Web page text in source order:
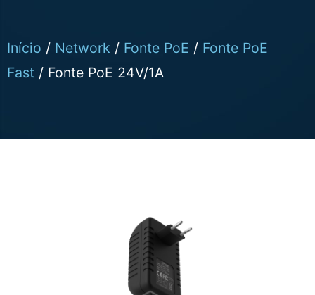
Início / Network / Fonte PoE / Fonte PoE
Fast / Fonte PoE 24V/1A